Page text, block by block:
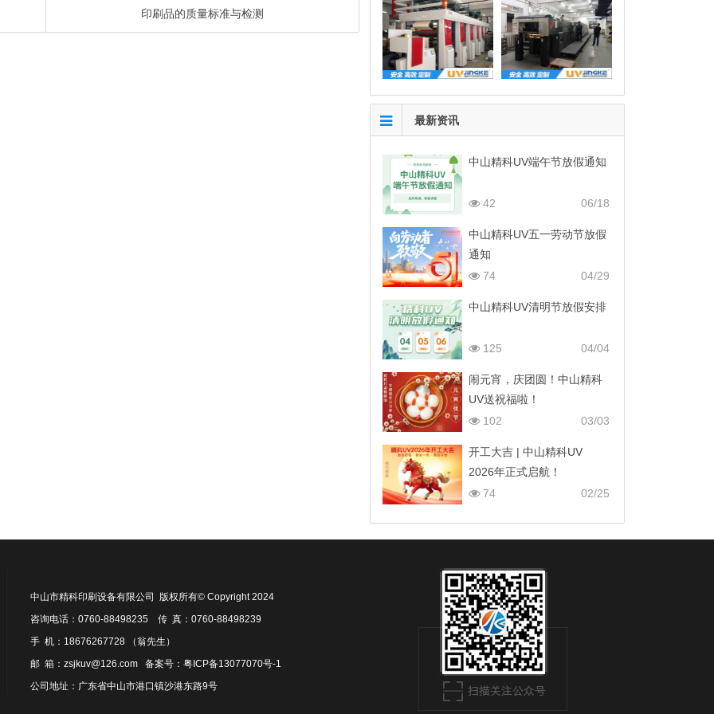
印刷品的质量标准与检测
最新资讯
中山精科UV端午节放假通知
06/18
42
中山精科UV五一劳动节放假
通知
04/29
74
中山精科UV清明节放假安排
04/04
125
闹元宵，庆团圆！中山精科
UV送祝福啦！
03/03
102
开工大吉 | 中山精科UV
2026年正式启航！
02/25
74
中山市精科印刷设备有限公司 版权所有© Copyright 2024
咨询电话：0760-88498235 传 真：0760-88498239
手 机：18676267728 （翁先生）
邮 箱：zsjkuv@126.com 备案号： 粤ICP备13077070号-1
公司地址：广东省中山市港口镇沙港东路9号